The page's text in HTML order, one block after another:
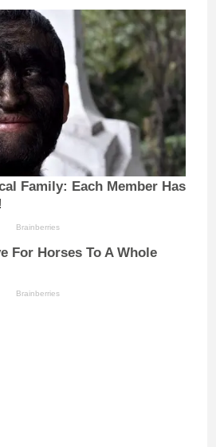
Family: Each Member Has
Brainberries
For Horses To A Whole
Brainberries